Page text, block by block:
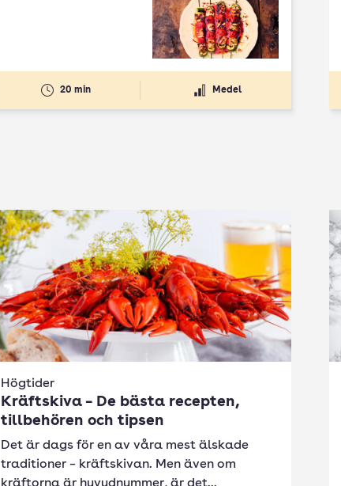
20 min Medel
Högtider
Kräftskiva – De bästa recepten,
tillbehören och tipsen
Det är dags för en av våra mest älskade
traditioner – kräftskivan. Men även om